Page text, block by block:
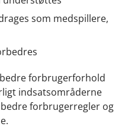
som medspillere,
forbrugerforhold
indsatsområderne
forbrugerregler og